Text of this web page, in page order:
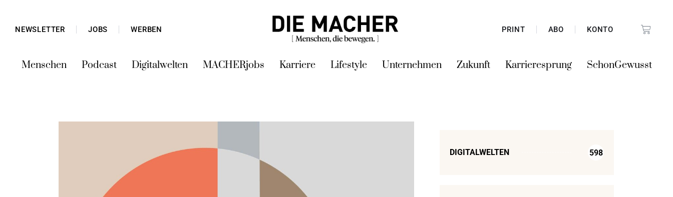
NEWSLETTER JOBS WERBEN PRINT ABO KONTO
Menschen Podcast Digitalwelten MACHERjobs Karriere Lifestyle Unternehmen Zukunft Karrieresprung SchonGewusst
DIGITALWELTEN 598